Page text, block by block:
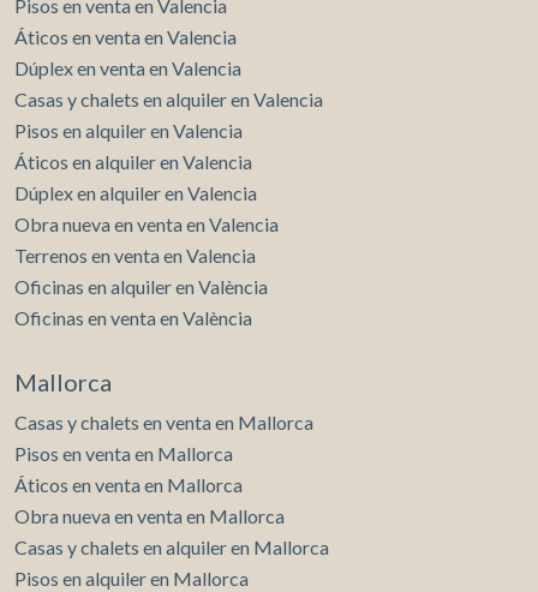
Pisos en venta en Valencia
Áticos en venta en Valencia
Dúplex en venta en Valencia
Casas y chalets en alquiler en Valencia
Pisos en alquiler en Valencia
Áticos en alquiler en Valencia
Dúplex en alquiler en Valencia
Obra nueva en venta en Valencia
Terrenos en venta en Valencia
Oficinas en alquiler en València
Oficinas en venta en València
Mallorca
Casas y chalets en venta en Mallorca
Pisos en venta en Mallorca
Áticos en venta en Mallorca
Obra nueva en venta en Mallorca
Casas y chalets en alquiler en Mallorca
Pisos en alquiler en Mallorca